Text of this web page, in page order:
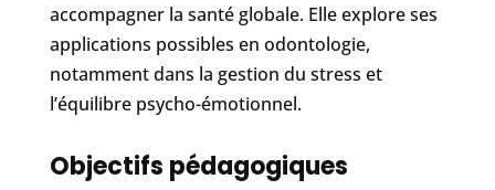
accompagner la santé globale. Elle explore ses
applications possibles en odontologie,
notamment dans la gestion du stress et
l’équilibre psycho-émotionnel.
Objectifs pédagogiques